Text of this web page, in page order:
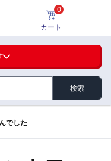
辺機器
検索
0
カート
でした